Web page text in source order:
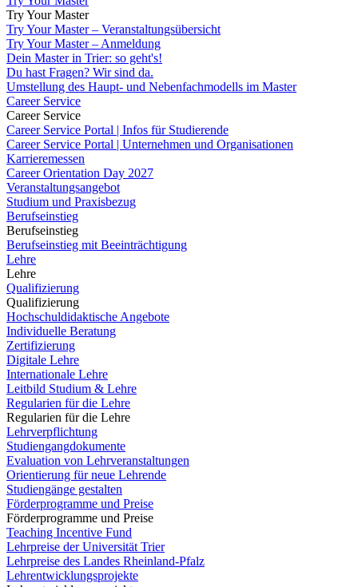
Try Your Master
Try Your Master – Veranstaltungsübersicht
Try Your Master – Anmeldung
Dein Master in Trier: so geht's!
Du hast Fragen? Wir sind da.
Umstellung des Haupt- und Nebenfachmodells im Master
Career Service
Career Service
Career Service Portal | Infos für Studierende
Career Service Portal | Unternehmen und Organisationen
Karrieremessen
Career Orientation Day 2027
Veranstaltungsangebot
Studium und Praxisbezug
Berufseinstieg
Berufseinstieg
Berufseinstieg mit Beeinträchtigung
Lehre
Lehre
Qualifizierung
Qualifizierung
Hochschuldidaktische Angebote
Individuelle Beratung
Zertifizierung
Digitale Lehre
Internationale Lehre
Leitbild Studium & Lehre
Regularien für die Lehre
Regularien für die Lehre
Lehrverpflichtung
Studiengangdokumente
Evaluation von Lehrveranstaltungen
Orientierung für neue Lehrende
Studiengänge gestalten
Förderprogramme und Preise
Förderprogramme und Preise
Teaching Incentive Fund
Lehrpreise der Universität Trier
Lehrpreise des Landes Rheinland-Pfalz
Lehrentwicklungsprojekte